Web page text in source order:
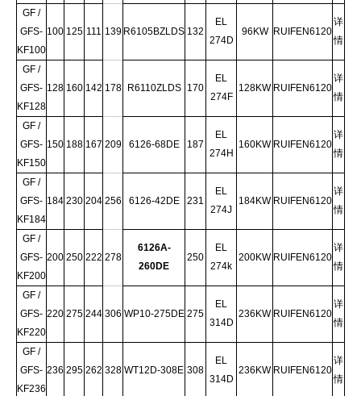
GF /
GFS-
KF100
100 125 111 139 R6105BZLDS 132
EL
274D
96KW RUIFEN6120
详
情
GF /
GFS-
KF128
128 160 142 178 R6110ZLDS 170
EL
274F
128KW RUIFEN6120
详
情
GF /
GFS-
KF150
150 188 167 209 6126-68DE 187
EL
274H
160KW RUIFEN6120
详
情
GF /
GFS-
KF184
184 230 204 256 6126-42DE 231
EL
274J
184KW RUIFEN6120
详
情
GF /
GFS-
KF200
200 250 222 278
6126A-
260DE
250
EL
274k
200KW RUIFEN6120
详
情
GF /
GFS-
KF220
220 275 244 306 WP10-275DE 275
EL
314D
236KW RUIFEN6120
详
情
GF /
GFS-
KF236
236 295 262 328 WT12D-308E 308
EL
314D
236KW RUIFEN6120
详
情